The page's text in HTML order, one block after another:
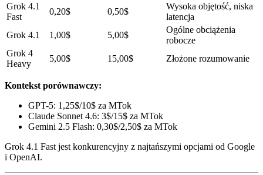
Grok 4.1
Fast
0,20$ 0,50$
Wysoka objętość, niska
latencja
Grok 4.1
1,00$ 5,00$
Ogólne obciążenia
robocze
Grok 4
Heavy
5,00$ 15,00$ Złożone rozumowanie
Kontekst porównawczy:
GPT-5: 1,25$/10$ za MTok
Claude Sonnet 4.6: 3$/15$ za MTok
Gemini 2.5 Flash: 0,30$/2,50$ za MTok
Grok 4.1 Fast jest konkurencyjny z najtańszymi opcjami od Google
i OpenAI.